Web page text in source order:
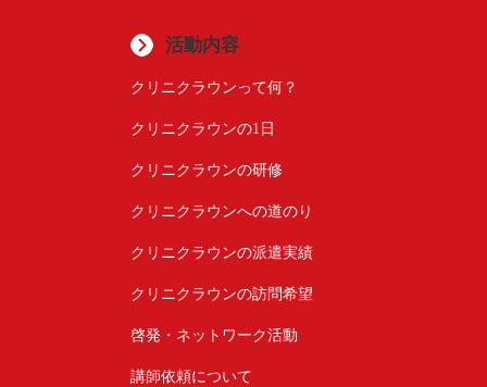
活動内容
クリニクラウンって何？
クリニクラウンの1日
クリニクラウンの研修
クリニクラウンへの道のり
クリニクラウンの派遣実績
クリニクラウンの訪問希望
啓発・ネットワーク活動
講師依頼について